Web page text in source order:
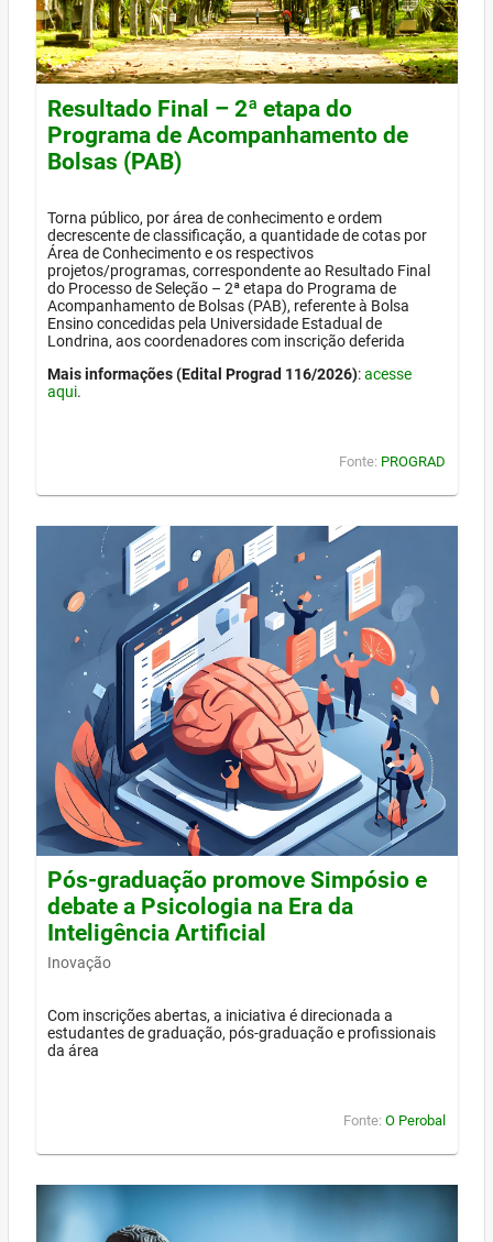
Resultado Final – 2ª etapa do
Programa de Acompanhamento de
Bolsas (PAB)
Torna público, por área de conhecimento e ordem
decrescente de classificação, a quantidade de cotas por
Área de Conhecimento e os respectivos
projetos/programas, correspondente ao Resultado Final
do Processo de Seleção – 2ª etapa do Programa de
Acompanhamento de Bolsas (PAB), referente à Bolsa
Ensino concedidas pela Universidade Estadual de
Londrina, aos coordenadores com inscrição deferida
Mais informações (Edital Prograd 116/2026):acesse
aqui.
Fonte: PROGRAD
Pós-graduação promove Simpósio e
debate a Psicologia na Era da
Inteligência Artificial
Inovação
Com inscrições abertas, a iniciativa é direcionada a
estudantes de graduação, pós-graduação e profissionais
da área
Fonte: O Perobal